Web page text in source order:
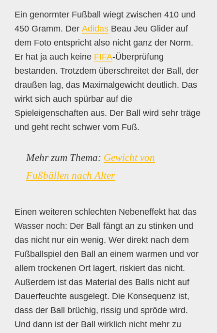
Ein genormter Fußball wiegt zwischen 410 und
450 Gramm. Der Adidas Beau Jeu Glider auf
dem Foto entspricht also nicht ganz der Norm.
Er hat ja auch keine FIFA-Überprüfung
bestanden. Trotzdem überschreitet der Ball, der
draußen lag, das Maximalgewicht deutlich. Das
wirkt sich auch spürbar auf die
Spieleigenschaften aus. Der Ball wird sehr träge
und geht recht schwer vom Fuß.
Mehr zum Thema: Gewicht von
Fußbällen nach Alter
Einen weiteren schlechten Nebeneffekt hat das
Wasser noch: Der Ball fängt an zu stinken und
das nicht nur ein wenig. Wer direkt nach dem
Fußballspiel den Ball an einem warmen und vor
allem trockenen Ort lagert, riskiert das nicht.
Außerdem ist das Material des Balls nicht auf
Dauerfeuchte ausgelegt. Die Konsequenz ist,
dass der Ball brüchig, rissig und spröde wird.
Und dann ist der Ball wirklich nicht mehr zu